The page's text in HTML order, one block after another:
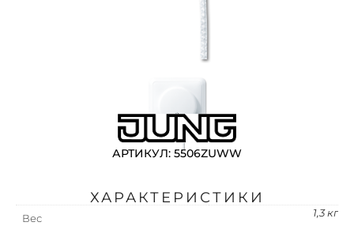
АРТИКУЛ: 5506ZUWW
ХАРАКТЕРИСТИКИ
Вес 1,3 кг